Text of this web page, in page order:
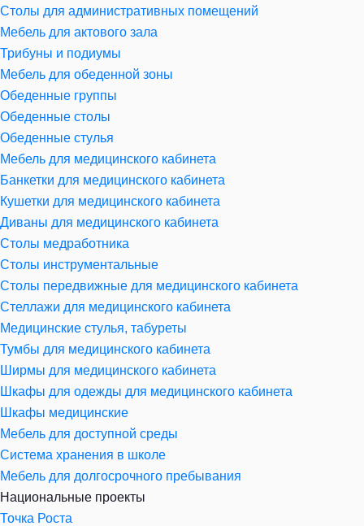
Столы для административных помещений
Мебель для актового зала
Трибуны и подиумы
Мебель для обеденной зоны
Обеденные группы
Обеденные столы
Обеденные стулья
Мебель для медицинского кабинета
Банкетки для медицинского кабинета
Кушетки для медицинского кабинета
Диваны для медицинского кабинета
Столы медработника
Столы инструментальные
Столы передвижные для медицинского кабинета
Стеллажи для медицинского кабинета
Медицинские стулья, табуреты
Тумбы для медицинского кабинета
Ширмы для медицинского кабинета
Шкафы для одежды для медицинского кабинета
Шкафы медицинские
Мебель для доступной среды
Система хранения в школе
Мебель для долгосрочного пребывания
Национальные проекты
Точка Роста